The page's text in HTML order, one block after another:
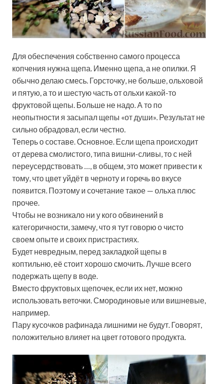
Для обеспечения собственно самого процесса
копчения нужна щепа. Именно щепа, а не опилки. Я
обычно делаю смесь. Горсточку, не больше, ольховой
и пятую, а то и шестую часть от ольхи какой-то
фруктовой щепы. Больше не надо. А то по
неопытности я засыпал щепы «от души». Результат не
сильно обрадовал, если честно.
Теперь о составе. Основное. Если щепа происходит
от дерева смолистого, типа вишни-сливы, то с ней
переусердствовать …, в общем, это может привести к
тому, что цвет уйдёт в черноту и горечь во вкусе
появится. Поэтому и сочетание такое — ольха плюс
прочее.
Чтобы не возникало ни у кого обвинений в
категоричности, замечу, что я тут говорю о чисто
своем опыте и своих пристрастиях.
Будет невредным, перед закладкой щепы в
коптильню, её стоит хорошо смочить. Лучше всего
подержать щепу в воде.
Вместо фруктовых щепочек, если их нет, можно
использовать веточки. Смородиновые или вишневые,
например.
Пару кусочков рафинада лишними не будут. Говорят,
положительно влияет на цвет готового продукта.